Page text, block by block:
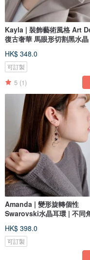
Kayla | 裝飾藝術風格 Art
復古奢華 馬眼形切割黑水晶
HK$ 348.0
可訂製
5 (1)
Amanda | 變形旋轉個性
Swarovski水晶耳環 | 不同
HK$ 398.0
可訂製